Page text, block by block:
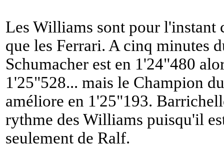
Les Williams sont pour l'instant
que les Ferrari. A cinq minutes
Schumacher est en 1'24"480
1'25"528... mais le Champion
améliore en 1'25"193.
rythme des Williams puisqu'il
seulement de Ralf.